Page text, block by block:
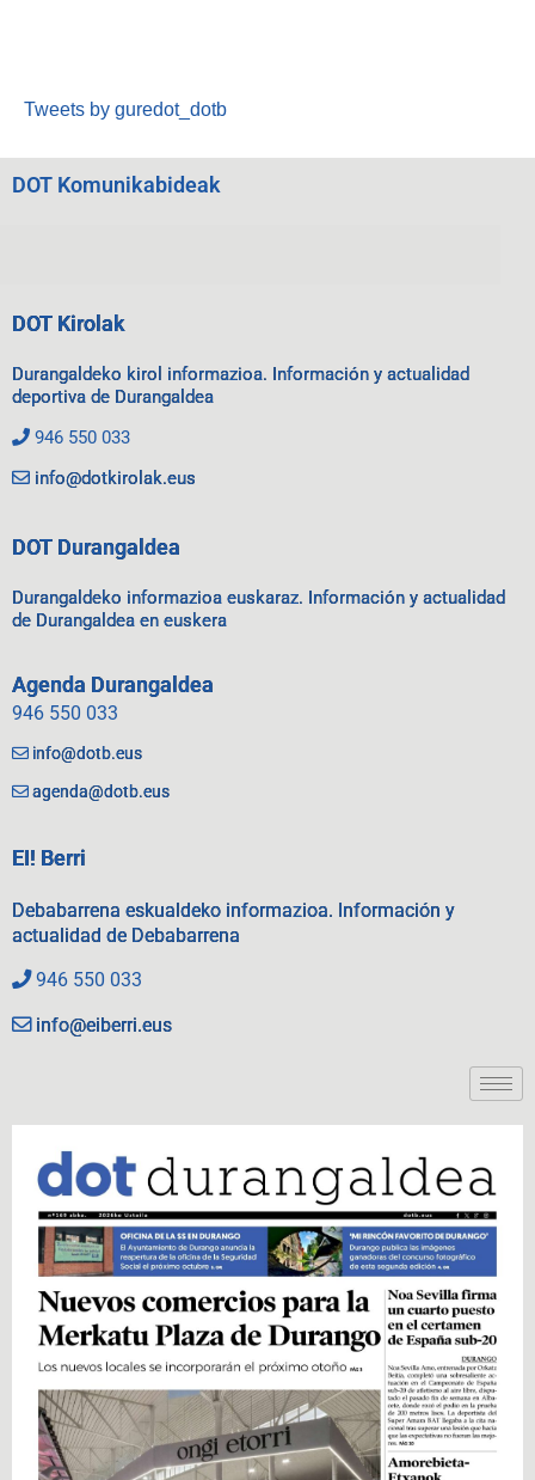
Tweets by guredot_dotb
DOT Komunikabideak
DOT Kirolak
Durangaldeko kirol informazioa. Información y actualidad
deportiva de Durangaldea
946 550 033
info@dotkirolak.eus
DOT Durangaldea
Durangaldeko informazioa euskaraz. Información y actualidad
de Durangaldea en euskera
Agenda Durangaldea
946 550 033
info@dotb.eus
agenda@dotb.eus
EI! Berri
Debabarrena eskualdeko informazioa. Información y
actualidad de Debabarrena
946 550 033
info@eiberri.eus